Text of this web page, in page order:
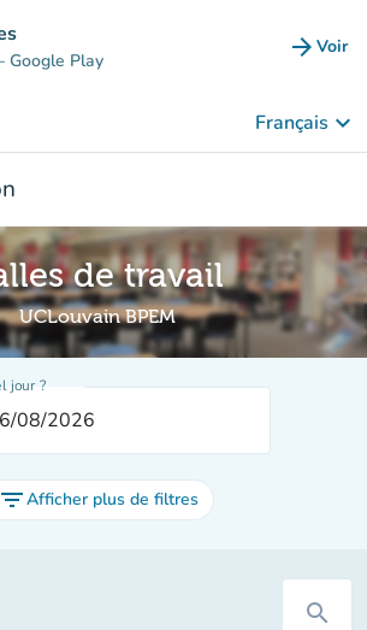
Google Play arrow_forward Voir
Français keyboard_arrow_down
de travail
UCLouvain BPEM
jour ?
filter_listAfficher plus de filtres
search